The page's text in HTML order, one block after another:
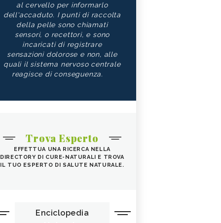
al cervello per informarlo
dell'accaduto. I punti di raccolta
della pelle sono chiamati
sensori, o recettori, e sono
incaricati di registrare
sensazioni dolorose e non, alle
quali il sistema nervoso centrale
reagisce di conseguenza.
Trova Esperto
EFFETTUA UNA RICERCA NELLA
DIRECTORY DI CURE-NATURALI E TROVA
IL TUO ESPERTO DI SALUTE NATURALE.
Enciclopedia